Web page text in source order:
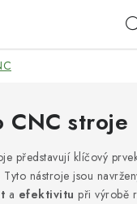
CNC stroje
představují klíčový
nástroje jsou
a efektivitu při výrobě